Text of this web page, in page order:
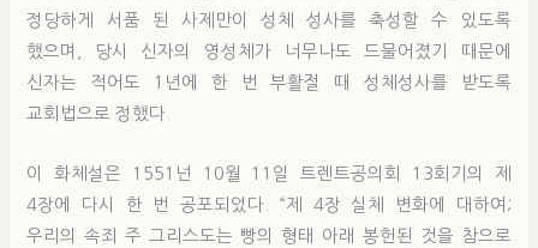
정당하게 서품 된 사제만이 성체 성사를 축성할 수 있도록
했으며, 당시 신자의 영성체가 너무나도 드물어졌기 때문에
신자는 적어도 1년에 한 번 부활절 때 성체성사를 받도록
교회법으로 정했다.
이 화체설은 1551넌 10월 11일 트렌트공의회 13회기의 제
4장에 다시 한 번 공포되었다. “제 4장 실체 변화에 대하여;
우리의 속죄 주 그리스도는 빵의 형태 아래 봉헌된 것을 참으로